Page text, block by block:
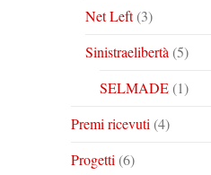
Net Left(3)
Sinistraelibertà (5)
SELMADE(1)
Premi ricevuti (4)
Progetti (6)